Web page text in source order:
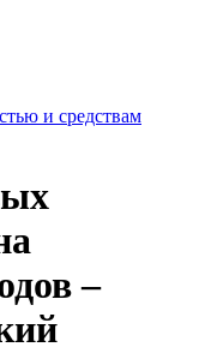
и средствам
–